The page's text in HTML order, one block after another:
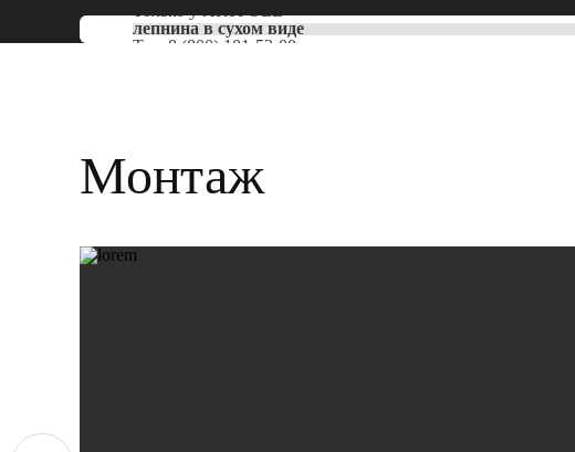
Только уARTPOLE
лепнина в сухом виде
Тел: 8 (800) 101-53-00
Монтаж